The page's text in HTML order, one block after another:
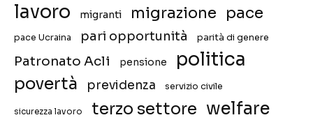
lavoro migranti migrazione pace
pace Ucraina pari opportunità parità di genere
Patronato Acli pensione politica
povertà previdenza servizio civile
sicurezza lavoro terzo settore welfare